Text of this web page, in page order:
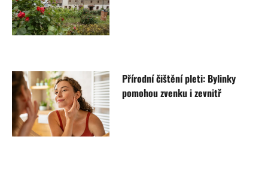
Přírodní čištění pleti: Bylinky
pomohou zvenku i zevnitř